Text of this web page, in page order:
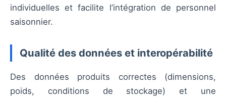
individuelles et facilite l’intégration de personnel
saisonnier.
Qualité des données et interopérabilité
Des données produits correctes (dimensions,
poids, conditions de stockage) et une